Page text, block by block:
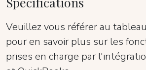
Veuillez vous référer au
pour en savoir plus sur les
prises en charge par